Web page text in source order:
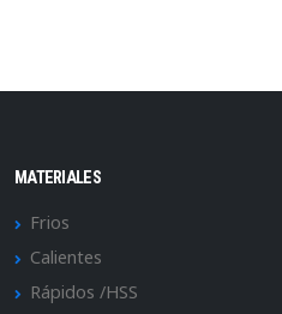
MATERIALES
Frios
Calientes
Rápidos /HSS